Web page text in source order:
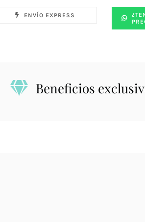
ENVÍO EXPRESS
Beneficios